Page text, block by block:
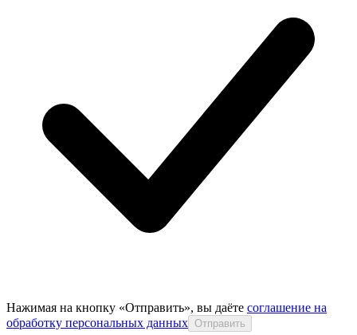
Нажимая на кнопку «Отправить», вы даёте соглашение на
обработку персональных данных Отправить